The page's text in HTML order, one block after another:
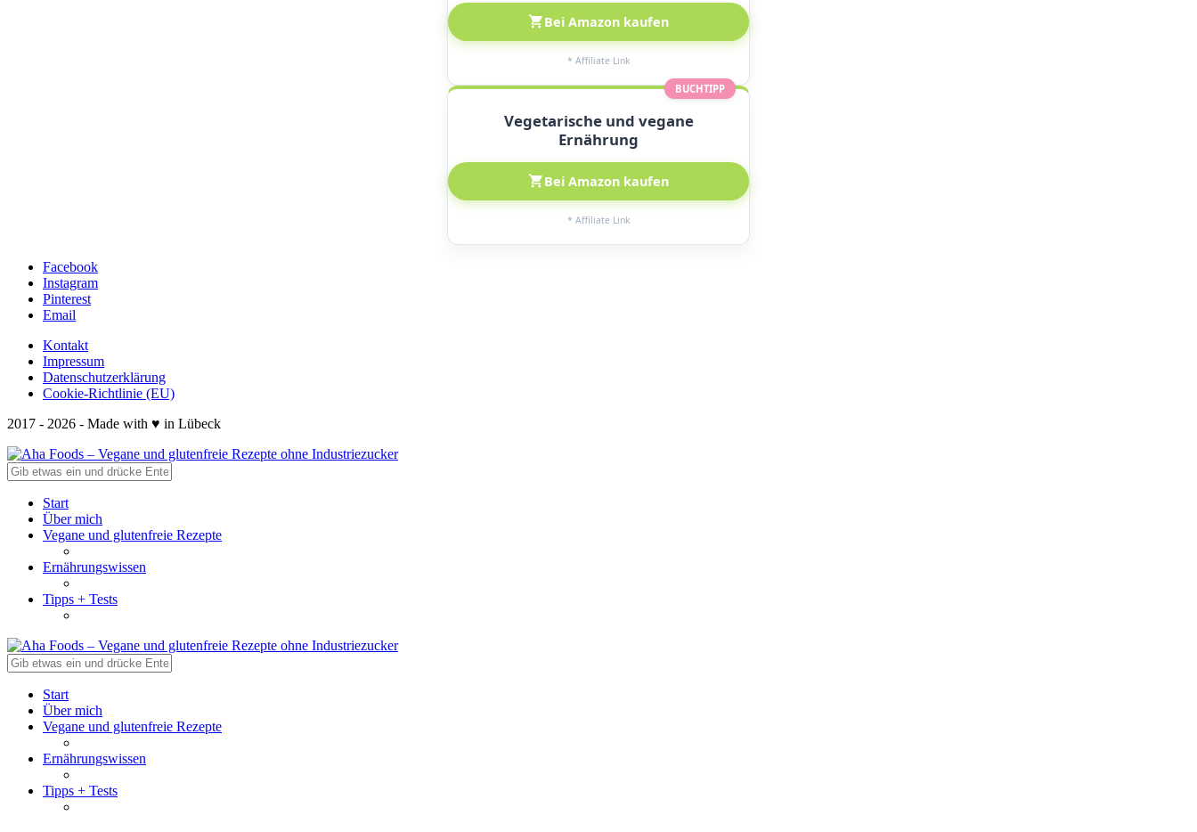
Bei Amazon kaufen
* Affiliate Link
BUCHTIPP
Vegetarische und vegane
Ernährung
Bei Amazon kaufen
* Affiliate Link
Facebook
Instagram
Pinterest
Email
Kontakt
Impressum
Datenschutzerklärung
Cookie-Richtlinie (EU)
2017 - 2026 - Made with ♥ in Lübeck
Start
Über mich
Vegane und glutenfreie Rezepte
Ernährungswissen
Tipps + Tests
Start
Über mich
Vegane und glutenfreie Rezepte
Ernährungswissen
Tipps + Tests